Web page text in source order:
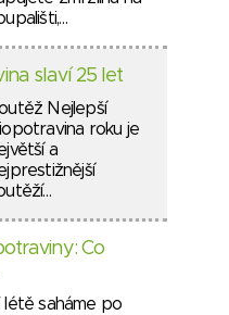
slaví 25 let
Nejlepší
roku je
a
Co
létě saháme po